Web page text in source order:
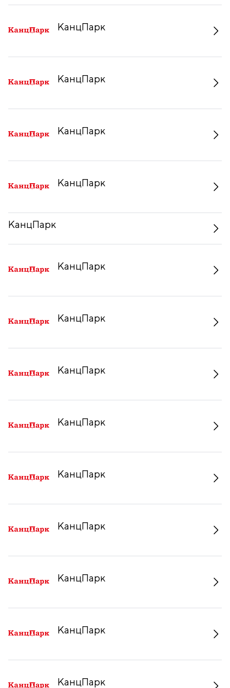
КанцПарк
КанцПарк
КанцПарк
КанцПарк
КанцПарк
КанцПарк
КанцПарк
КанцПарк
КанцПарк
КанцПарк
КанцПарк
КанцПарк
КанцПарк
КанцПарк